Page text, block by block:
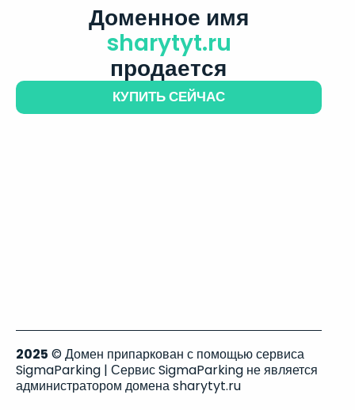
Доменное имя
sharytyt.ru
продается
КУПИТЬ СЕЙЧАС
2025 © Домен припаркован с помощью сервиса
SigmaParking | Сервис SigmaParking не является
администратором домена sharytyt.ru